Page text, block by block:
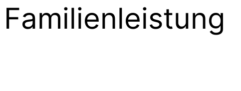
Familienleistung